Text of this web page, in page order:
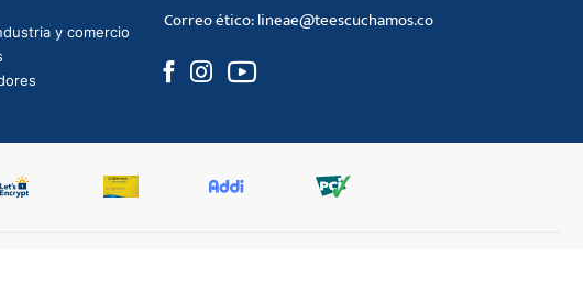
y comercio
Correo ético:lineae@teescuchamos.co